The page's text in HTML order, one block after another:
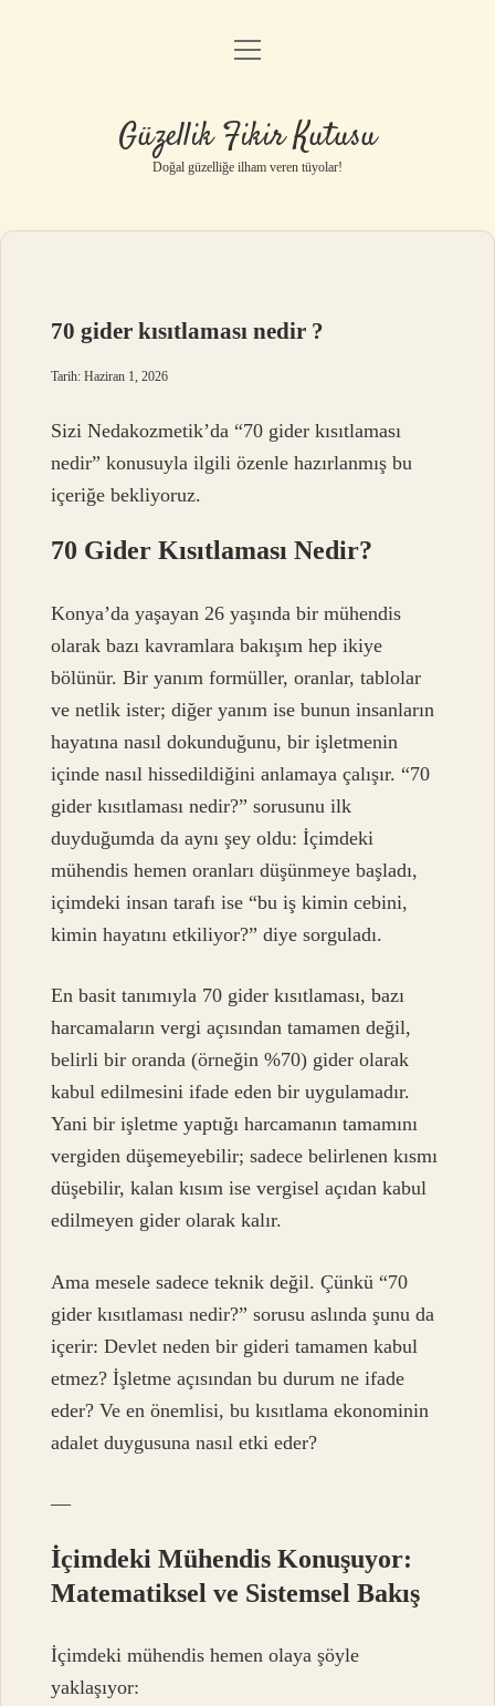
Anasayfa
Yasal Uyarı
menüyü
Güzellik Fikir Kutusu
Doğal güzelliğe ilham veren tüyolar!
70 gider kısıtlaması nedir ?
Tarih: Haziran 1, 2026
Sizi Nedakozmetik’da “70 gider kısıtlaması
nedir” konusuyla ilgili özenle hazırlanmış bu
içeriğe bekliyoruz.
70 Gider Kısıtlaması Nedir?
Konya’da yaşayan 26 yaşında bir mühendis
olarak bazı kavramlara bakışım hep ikiye
bölünür. Bir yanım formüller, oranlar, tablolar
ve netlik ister; diğer yanım ise bunun insanların
hayatına nasıl dokunduğunu, bir işletmenin
içinde nasıl hissedildiğini anlamaya çalışır. “70
gider kısıtlaması nedir?” sorusunu ilk
duyduğumda da aynı şey oldu: İçimdeki
mühendis hemen oranları düşünmeye başladı,
içimdeki insan tarafı ise “bu iş kimin cebini,
kimin hayatını etkiliyor?” diye sorguladı.
En basit tanımıyla 70 gider kısıtlaması, bazı
harcamaların vergi açısından tamamen değil,
belirli bir oranda (örneğin %70) gider olarak
kabul edilmesini ifade eden bir uygulamadır.
Yani bir işletme yaptığı harcamanın tamamını
vergiden düşemeyebilir; sadece belirlenen kısmı
düşebilir, kalan kısım ise vergisel açıdan kabul
edilmeyen gider olarak kalır.
Ama mesele sadece teknik değil. Çünkü “70
gider kısıtlaması nedir?” sorusu aslında şunu da
içerir: Devlet neden bir gideri tamamen kabul
etmez? İşletme açısından bu durum ne ifade
eder? Ve en önemlisi, bu kısıtlama ekonominin
adalet duygusuna nasıl etki eder?
—
İçimdeki Mühendis Konuşuyor:
Matematiksel ve Sistemsel Bakış
İçimdeki mühendis hemen olaya şöyle
yaklaşıyor: